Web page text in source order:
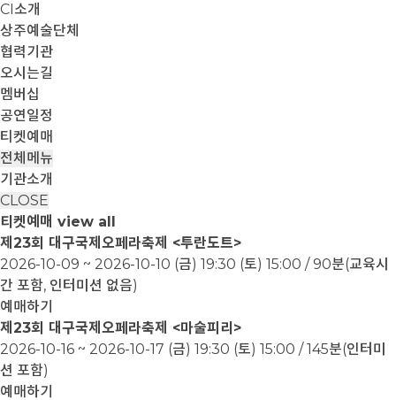
CI소개
상주예술단체
협력기관
오시는길
멤버십
공연일정
티켓예매
전체메뉴
기관소개
CLOSE
티켓예매 view all
제23회 대구국제오페라축제 <투란도트>
2026-10-09 ~ 2026-10-10 (금) 19:30 (토) 15:00 / 90분(교육시
간 포함, 인터미션 없음)
예매하기
제23회 대구국제오페라축제 <마술피리>
2026-10-16 ~ 2026-10-17 (금) 19:30 (토) 15:00 / 145분(인터미
션 포함)
예매하기